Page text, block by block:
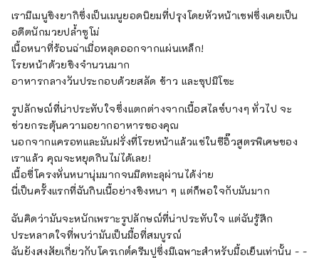
“อาหารกลางวันของวันนี้” สามารถ
เลือกได้จากเมนู 2 รายการ และมา
พร้อมกับสลัด ซุป และข้าวจานใหญ่
พิเศษ ฉันไม่เคยลองเลยเพราะกินเสร็จ
อิ่มตลอด แต่ฉันก็สนใจ "ซาลาเปาเนื้อ
ทอด" ที่โฆษณาบนโปสเตอร์ในร้านด้วย
- -
เรามีเมนูขิงยากิซึ่งเป็นเมนูยอดนิยมที่ปรุงโดยหัวหน้าเชฟซึ่งเคยเป็น
อดีตนักมวยปล้ำซูโม่
เนื้อหนาที่ร้อนฉ่าเมื่อหลุดออกจากแผ่นเหล็ก!
โรยหน้าด้วยขิงจำนวนมาก
อาหารกลางวันประกอบด้วยสลัด ข้าว และซุปมิโซะ
รูปลักษณ์ที่น่าประทับใจซึ่งแตกต่างจากเนื้อสไลซ์บางๆ ทั่วไป จะ
ช่วยกระตุ้นความอยากอาหารของคุณ
นอกจากแครอทและมันฝรั่งที่โรยหน้าแล้วแช่ในซีอิ๊วสูตรพิเศษของ
เราแล้ว คุณจะหยุดกินไม่ได้เลย!
เนื้อซี่โครงหั่นหนานุ่มมากจนมีดทะลุผ่านได้ง่าย
นี่เป็นครั้งแรกที่ฉันกินเนื้อย่างขิงหนา ๆ แต่ก็พอใจกับมันมาก
ฉันคิดว่ามันจะหนักเพราะรูปลักษณ์ที่น่าประทับใจ แต่ฉันรู้สึก
ประหลาดใจที่พบว่ามันเป็นมื้อที่สมบูรณ์
ฉันยังสงสัยเกี่ยวกับโครเกต์ครีมปูซึ่งมีเฉพาะสำหรับมื้อเย็นเท่านั้น - -